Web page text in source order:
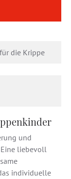
die Krippe
und
liebevoll
individuelle